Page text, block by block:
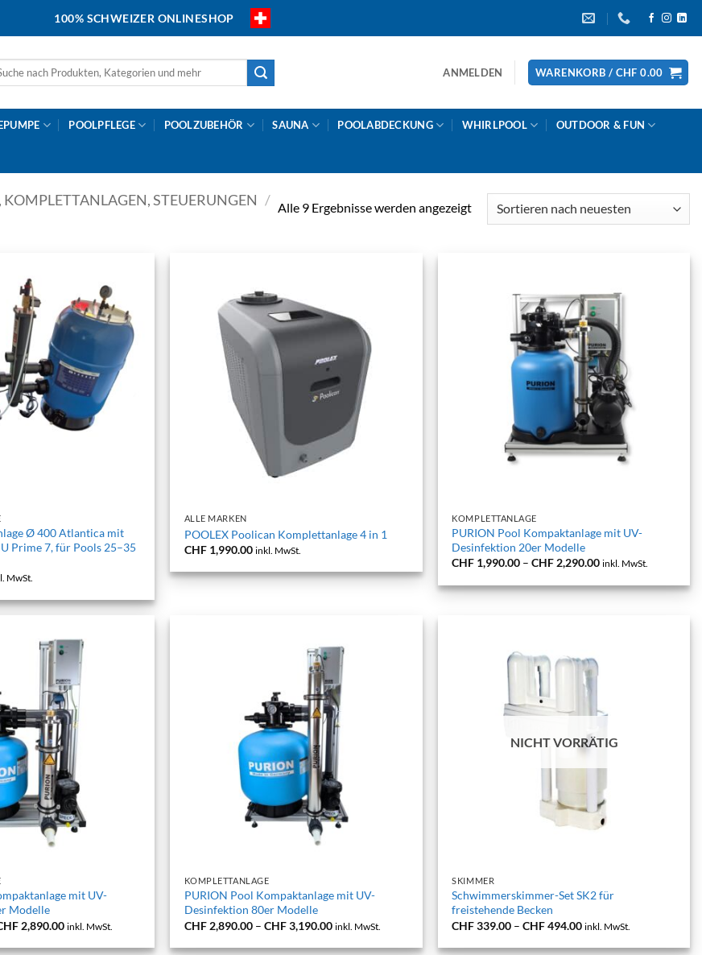
100% SCHWEIZER ONLINESHOP
ANMELDEN WARENKORB / CHF 0.00
POOLPFLEGE POOLZUBEHÖR SAUNA POOLABDECKUNG WHIRLPOOL OUTDOOR & FUN
STEUERUNGEN / Alle 9 Ergebnisse werden angezeigtNach
Aktualität
Ø 400 Atlantica mit
Prime 7, für Pools 25–35
MwSt.
ALLE MARKEN
POOLEX Poolican Komplettanlage 4 in 1
CHF1,990.00 inkl. MwSt.
KOMPLETTANLAGE
PURION Pool Kompaktanlage mit UV-
Desinfektion 20er Modelle
CHF 1,990.00 –CHF2,290.00Preisspanne:
bis
CHF 2,290.00
inkl. MwSt.
mit UV-
Modelle
2,890.00Preisspanne:
bis
inkl. MwSt.
KOMPLETTANLAGE
PURION Pool Kompaktanlage mit UV-
Desinfektion 80er Modelle
CHF2,890.00 – CHF3,190.00Preisspanne:
bis
inkl. MwSt.
NICHT VORRÄTIG
SKIMMER
Schwimmerskimmer-Set SK2 für
freistehende Becken
CHF339.00 –CHF494.00Preisspanne:
bis
inkl. MwSt.